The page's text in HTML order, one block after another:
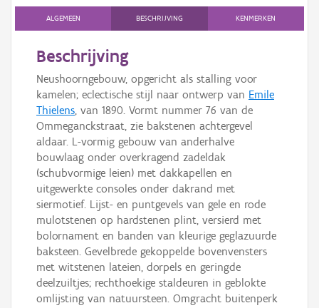
ALGEMEEN BESCHRIJVING KENMERKEN
Beschrijving
Neushoorngebouw, opgericht als stalling voor
kamelen; eclectische stijl naar ontwerp van Emile
Thielens, van 1890. Vormt nummer 76 van de
Ommeganckstraat, zie bakstenen achtergevel
aldaar. L-vormig gebouw van anderhalve
bouwlaag onder overkragend zadeldak
(schubvormige leien) met dakkapellen en
uitgewerkte consoles onder dakrand met
siermotief. Lijst- en puntgevels van gele en rode
mulotstenen op hardstenen plint, versierd met
bolornament en banden van kleurige geglazuurde
baksteen. Gevelbrede gekoppelde bovenvensters
met witstenen lateien, dorpels en geringde
deelzuiltjes; rechthoekige staldeuren in geblokte
omlijsting van natuursteen. Omgracht buitenperk